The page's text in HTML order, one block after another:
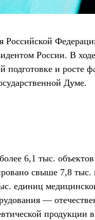
Российской
России. В
и росте
Думе.
6,1 тыс.
свыше 7,8 тыс.
единиц
—
продукции